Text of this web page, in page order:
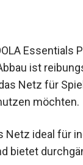
Essentials
ist
Netz für
möchten.
Netz ideal für
bietet